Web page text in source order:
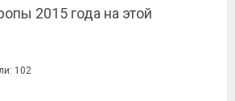
2015 года на этой
102